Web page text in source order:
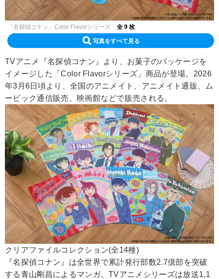
「名探偵コナン」Color Flavorシリーズ 全 9 枚
写真をすべて見る
TVアニメ『名探偵コナン』より、お菓子のパッケージを
イメージした「Color Flavorシリーズ」商品が登場。2026
年3月6日頃より、全国のアニメイト、アニメイト通販、ム
ービック通信販売、映画館などで販売される。
クリアファイルコレクション(全14種)
『名探偵コナン』は全世界で累計発行部数2.7億部を突破
する青山剛昌によるマンガ。TVアニメシリーズは放送1,1